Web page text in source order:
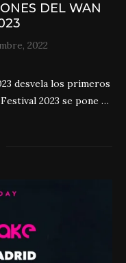
DEL WAN
2022
desvela los primeros
2023 se pone …